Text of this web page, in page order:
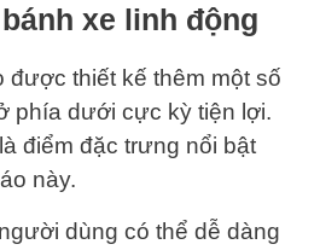
xe linh động
được thiết kế thêm một số
phía dưới cực kỳ tiện lợi.
điểm đặc trưng nổi bật
này.
dùng có thể dễ dàng